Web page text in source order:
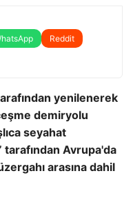
Reddit
yenilenerek
demiryolu
seyahat
Avrupa'da
arasına dahil